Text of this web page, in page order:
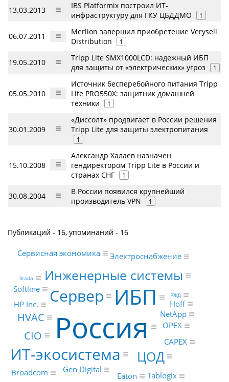
13.03.2013
IBS Platformix построил ИТ-
инфраструктуру для ГКУ ЦБДДМО
1
06.07.2011
Merlion завершил приобретение Verysell
Distribution
1
19.05.2010
Tripp Lite SMX1000LCD: надежный ИБП
для защиты от «электрических» угроз
1
05.05.2010
Источник бесперебойного питания Tripp
Lite PRO550X: защитник домашней
техники
1
30.01.2009
«Диссолт» продвигает в России решения
Tripp Lite для защиты электропитания
1
15.10.2008
Александр Халаев назначен
гендиректором Tripp Lite в России и
странах СНГ
1
30.08.2004
В России появился крупнейший
производитель VPN
1
Публикаций - 16, упоминаний - 16
Россия
ИБП
ИТ-экосистема
Сервер
Инженерные системы
ЦОД
HVAC
CIO
Broadcom Gen Digital
Softline
HP Inc.
Eaton Tablogix
Электроснабжение
Сервисная экономика
CAPEX
OPEX
NetApp
Hoff
Stada
РЖД